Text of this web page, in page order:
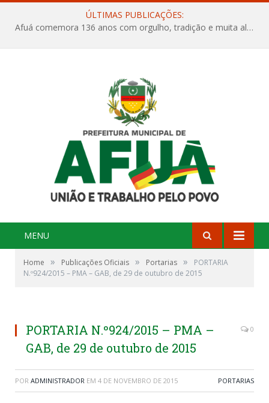
ÚLTIMAS PUBLICAÇÕES:
Afuá comemora 136 anos com orgulho, tradição e muita alegria na Quadra Dr. Nelson Salomão
MENU
Home » Publicações Oficiais » Portarias »
PORTARIA
N.º924/2015 – PMA – GAB, de 29 de outubro de 2015
PORTARIA N.º924/2015 – PMA –
GAB, de 29 de outubro de 2015
0
POR ADMINISTRADOR EM 4 DE NOVEMBRO DE 2015 PORTARIAS